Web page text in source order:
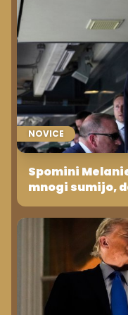
NOVICE
Spomini
mnogi sumijo,